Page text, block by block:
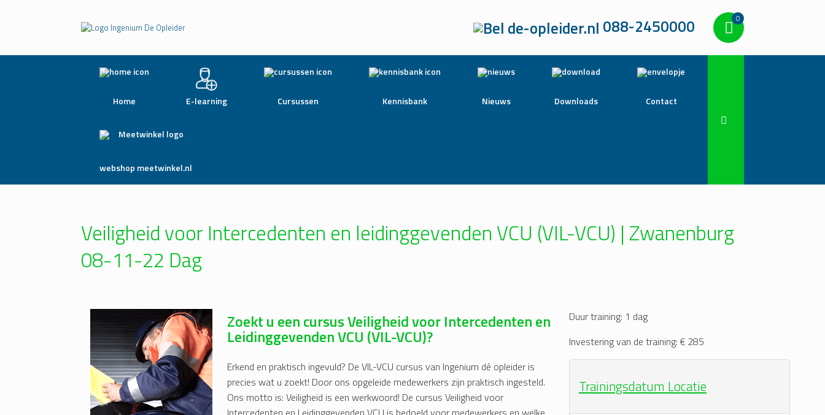
088-2450000 0
Home E-learning Cursussen Kennisbank Nieuws Downloads Contact
webshop meetwinkel.nl
Veiligheid voor Intercedenten en leidinggevenden VCU (VIL-VCU) | Zwanenburg
08-11-22 Dag
Zoekt u een cursus Veiligheid voor Intercedenten en
Leidinggevenden VCU (VIL-VCU)?
Erkend en praktisch ingevuld? De VIL-VCU cursus van Ingenium dé opleider is
precies wat u zoekt! Door ons opgeleide medewerkers zijn praktisch ingesteld.
Ons motto is: Veiligheid is een werkwoord! De cursus Veiligheid voor
Duur training: 1 dag
Investering van de training: € 285
Trainingsdatum Locatie